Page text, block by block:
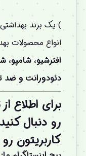
) یک برند
انواع محصولات
افترشیو،
دئودورانت و ضد
برای اطلاع
رو دنبال
کاربریتون